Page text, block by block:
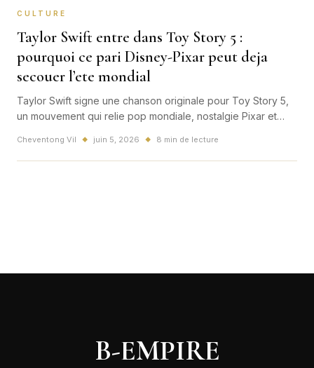
CULTURE
Taylor Swift entre dans Toy Story 5 :
pourquoi ce pari Disney-Pixar peut deja
secouer l’ete mondial
Taylor Swift signe une chanson originale pour Toy Story 5,
un mouvement qui relie pop mondiale, nostalgie Pixar et
Cheventong Vil ◆ juin 5, 2026 ◆ 8 min de lecture
B-EMPIRE